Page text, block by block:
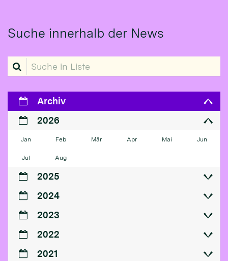
Suche innerhalb der News
Suche in Liste
Archiv
2026
Jan Feb Mär Apr Mai Jun
Jul Aug
2025
2024
2023
2022
2021